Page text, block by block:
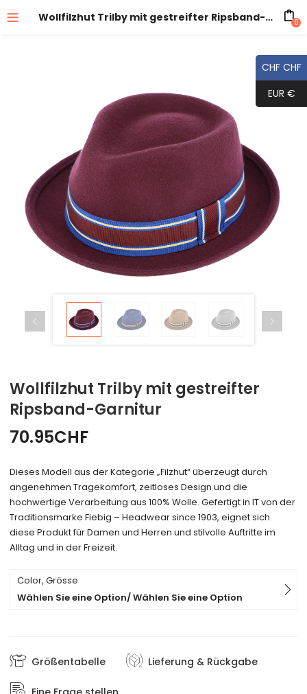
Wollfilzhut Trilby mit gestreifter Ripsband-Garnitur 0
Wollfilzhut Trilby mit gestreifter
Ripsband-Garnitur
70.95CHF
Dieses Modell aus der Kategorie „Filzhut“ überzeugt durch
angenehmen Tragekomfort, zeitloses Design und die
hochwertige Verarbeitung aus 100% Wolle. Gefertigt in IT von der
Traditionsmarke Fiebig – Headwear since 1903, eignet sich
diese Produkt für Damen und Herren und stilvolle Auftritte im
Alltag und in der Freizeit.
Color, Grösse
Wählen Sie eine Option/ Wählen Sie eine Option
Größentabelle Lieferung & Rückgabe
CHF CHF
EUR €